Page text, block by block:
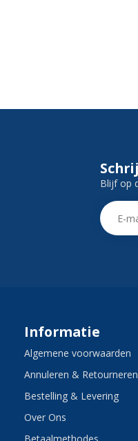
Blijf op
Informatie
Algemene voorwaarden
Annuleren & Retourneren
Bestelling & Levering
Over Ons